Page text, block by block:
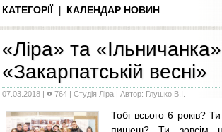
КАТЕГОРІЇ КАЛЕНДАР НОВИН
«Ліра» та
«Закарпатській весні»
07.03.2018 | 764 | Студія Ліра | Автор: Глушко В.І.
Тобі всього 6 років?